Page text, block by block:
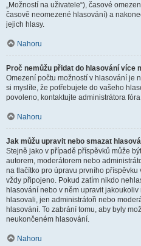
„Možností na uživatele“), časové
časově neomezené hlasování) a
jejich hlasy.
Nahoru
Proč nemůžu přidat do hlasování více
Omezení počtu možností v hlasování je
si myslíte, že potřebujete do vašeho
povoleno, kontaktujte administrátora
Nahoru
Jak můžu upravit nebo smazat
Stejně jako v případě příspěvků může
autorem, moderátorem nebo
na tlačítko pro úpravu prvního
vždy připojeno. Pokud zatím nikdo
hlasování nebo v něm upravit
hlasovali, jen administrátoři nebo
hlasování. To zabrání tomu, aby byly
neukončeném hlasování.
Nahoru